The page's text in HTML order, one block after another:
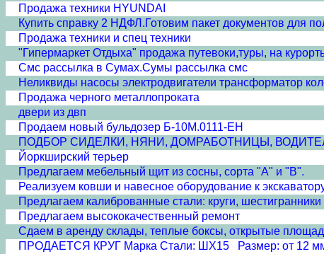
Продажа техники HYUNDAI
Купить справку 2 НДФЛ.Готовим пакет документов для
Продажа техники и спец техники
"Гипермаркет Отдыха" продажа путевоки,туры, на
Смс рассылка в Сумах.Сумы рассылка смс
Неликвиды насосы электродвигатели трансформатор
Продажа черного металлопроката
двери из двп
Продаем новый бульдозер Б-10М.0111-ЕН
ПОДБОР СИДЕЛКИ, НЯНИ, ДОМРАБОТНИЦЫ,
Йоркширский терьер
Предлагаем мебельный щит из сосны, сорта "А" и "B".
Реализуем ковши и навесное оборудование к
Предлагаем калиброванные стали: круги,
Предлагаем высококачественный ремонт
Сдаем в аренду склады, теплые боксы, открытые
ПРОДАЕТСЯ КРУГ Марка Стали: ШХ15 Размер: от 12 мм